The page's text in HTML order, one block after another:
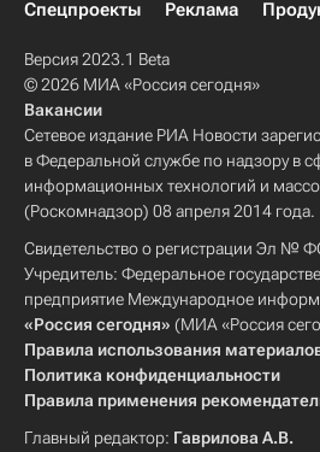
Спецпроекты
Реклама
Версия 2023.1 Beta
© 2026 МИА «Россия сегодня»
Вакансии
Сетевое издание РИА Новости
в Федеральной службе по надзору в
информационных технологий и
(Роскомнадзор) 08 апреля 2014 года.
Свидетельство о регистрации Эл №
Учредитель: Федеральное
предприятие Международное
«Россия сегодня» (МИА «Россия
Правила использования
Политика конфиденциальности
Правила применения
Главный редактор: Гаврилова А.В.